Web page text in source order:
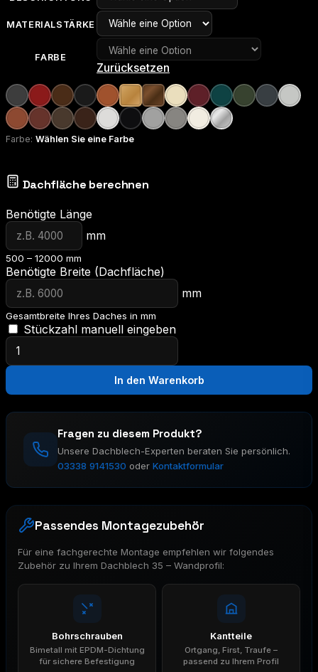
MATERIALSTÄRKE
FARBE
Zurücksetzen
Farbe: Wählen Sie eine Farbe
Dachfläche berechnen
Benötigte Länge
mm
500 – 12000 mm
Benötigte Breite (Dachfläche)
mm
Gesamtbreite Ihres Daches in mm
Stückzahl manuell eingeben
Dachblech
–
Menge
In den Warenkorb
Fragen zu diesem Produkt?
Unsere Dachblech-Experten beraten Sie persönlich.
03338 9141530 oder Kontaktformular
Passendes Montagezubehör
Für eine fachgerechte Montage empfehlen wir folgendes
Zubehör zu Ihrem Dachblech 35 – Wandprofil:
Bohrschrauben
Bimetall mit EPDM-Dichtung
für sichere Befestigung
Kantteile
Ortgang, First, Traufe –
passend zu Ihrem Profil